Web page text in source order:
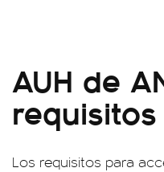
AUH de
requisitos
Los requisitos para